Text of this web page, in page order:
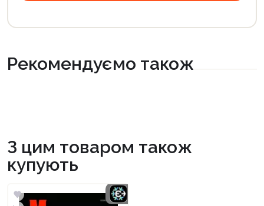
Рекомендуємо також
З цим товаром також
купують